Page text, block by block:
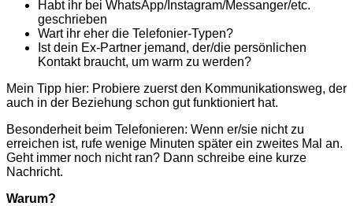
Habt ihr bei WhatsApp/Instagram/Messanger/etc.
geschrieben
Wart ihr eher die Telefonier-Typen?
Ist dein Ex-Partner jemand, der/die persönlichen
Kontakt braucht, um warm zu werden?
Mein Tipp hier: Probiere zuerst den Kommunikationsweg, der
auch in der Beziehung schon gut funktioniert hat.
Besonderheit beim Telefonieren: Wenn er/sie nicht zu
erreichen ist, rufe wenige Minuten später ein zweites Mal an.
Geht immer noch nicht ran? Dann schreibe eine kurze
Nachricht.
Warum?